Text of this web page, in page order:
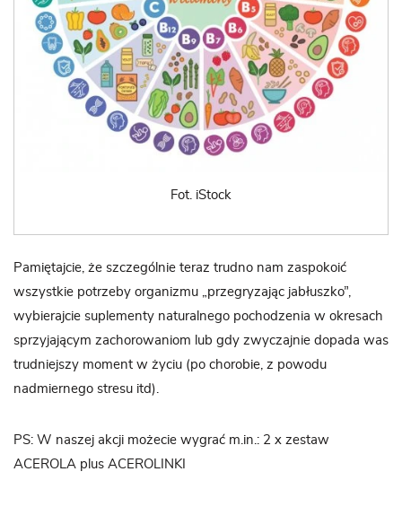
Fot. iStock
Pamiętajcie, że szczególnie teraz trudno nam zaspokoić
wszystkie potrzeby organizmu „przegryzając jabłuszko”,
wybierajcie suplementy naturalnego pochodzenia w okresach
sprzyjającym zachorowaniom lub gdy zwyczajnie dopada was
trudniejszy moment w życiu (po chorobie, z powodu
nadmiernego stresu itd).
PS: W naszej akcji możecie wygrać m.in.: 2 x zestaw
ACEROLA plus ACEROLINKI